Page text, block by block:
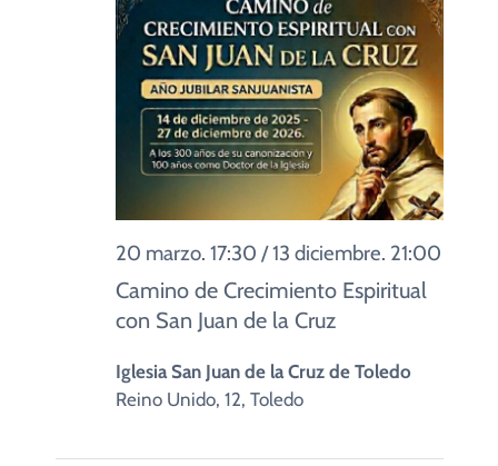
20 marzo. 17:30 /13 diciembre. 21:00
Camino de Crecimiento Espiritual
con San Juan de la Cruz
Iglesia San Juan de la Cruz de Toledo
Reino Unido, 12, Toledo